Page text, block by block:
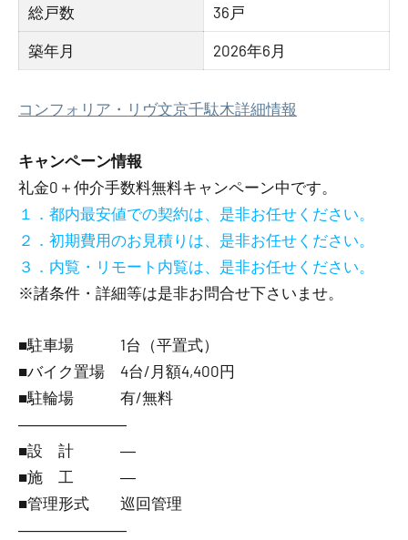
総戸数 36戸
築年月 2026年6月
コンフォリア・リヴ文京千駄木詳細情報
キャンペーン情報
礼金0 ＋ 仲介手数料無料キャンペーン中です。
１．都内最安値での契約は、是非お任せください。
２．初期費用のお見積りは、是非お任せください。
３．内覧・リモート内覧は、是非お任せください。
※諸条件・詳細等は是非お問合せ下さいませ。
■駐車場 1台（平置式）
■バイク置場 4台/月額4,400円
■駐輪場 有/無料
―――――――
■設 計 ―
■施 工 ―
■管理形式 巡回管理
―――――――